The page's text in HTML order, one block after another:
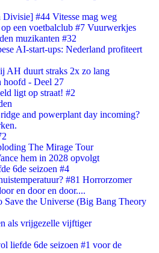
#44 Vitesse mag weg
een voetbalclub #7 Vuurwerkjes
muzikanten #32
AI-start-ups: Nederland profiteert
AH duurt straks 2x zo lang
hoofd - Deel 27
ligt op straat! #2
and powerplant day incoming?
The Mirage Tour
hem in 2028 opvolgt
6de seizoen #4
#81 Horrorzomer
en door en door....
Save the Universe (Big Bang Theory
als vrijgezelle vijftiger
liefde 6de seizoen #1 voor de